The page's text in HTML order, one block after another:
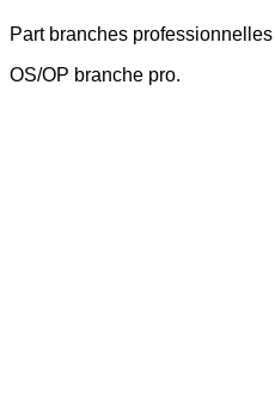
Part branches professionnelles
OS/OP branche pro.